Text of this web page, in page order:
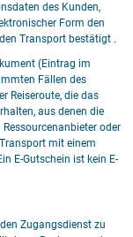
des Kunden,
Form den
Transport bestätigt .
(Eintrag im
Fällen des
Reiseroute, die das
aus denen die
oder
mit einem
E-Gutschein ist kein E-
Zugangsdienst zu